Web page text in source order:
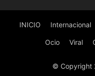
INICIO Internacional
Ocio Viral
© Copyright